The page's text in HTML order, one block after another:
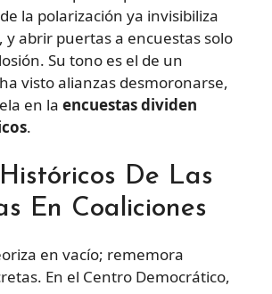
la polarización ya invisibiliza
y abrir puertas a encuestas solo
Su tono es el de un
visto alianzas desmoronarse,
en la encuestas dividen
.
De Las
En Coaliciones
en vacío; rememora
En el Centro Democrático,